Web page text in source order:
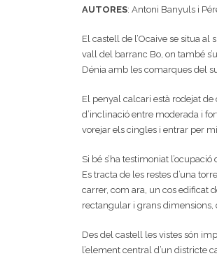
AUTORES: Antoni Banyuls i
El castell de l’Ocaive se situa
vall del barranc Bo, on també
Dénia amb les comarques del
El penyal calcari està rodejat
d’inclinació entre moderada i
vorejar els cingles i entrar per
Si bé s’ha testimoniat
Es tracta de les restes d’una
carrer, com ara, un cos edificat
rectangular i grans dimensions,
Des del castell les vistes són
l’element central d’un districte